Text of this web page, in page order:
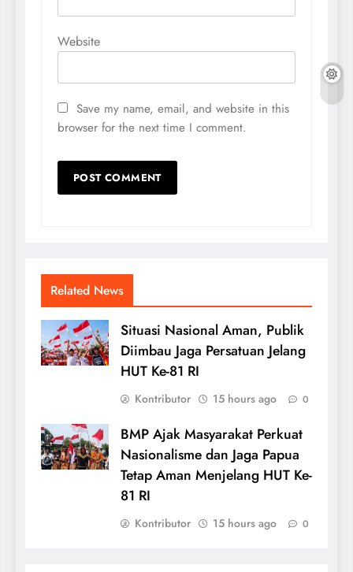
Website
Save my name, email, and website in this
browser for the next time I comment.
Related News
Situasi Nasional Aman, Publik
Diimbau Jaga Persatuan Jelang
HUT Ke-81 RI
Kontributor 15 hours ago 0
BMP Ajak Masyarakat Perkuat
Nasionalisme dan Jaga Papua
Tetap Aman Menjelang HUT Ke-
81 RI
Kontributor 15 hours ago 0